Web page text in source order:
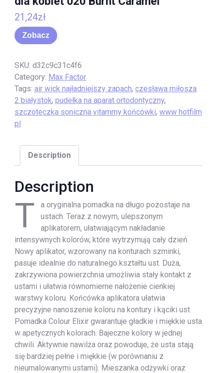
21,24zł
Zobacz
SKU: d32c9c31c4f6
Category: Max Factor
Tags: air wick najładniejszy zapach, czesława miłosza
2 białystok, pudełka na aparat ortodontyczny,
szczoteczka soniczna vitammy końcówki, www hotfilm
pl
Description
Description
T
a oryginalna pomadka na długo pozostaje na
ustach. Teraz z nowym, ulepszonym
aplikatorem, ułatwiającym nakładanie
intensywnych kolorów, które wytrzymują cały dzień.
Nowy aplikator, wzorowany na konturach szminki,
pasuje idealnie do naturalnego kształtu ust. Duża,
zakrzywiona powierzchnia umożliwia stały kontakt z
ustami i ułatwia równomierne nałożenie cienkiej
warstwy koloru. Końcówka aplikatora ułatwia
precyzyjne nanoszenie koloru na kontury i kąciki ust.
Pomadka Colour Elixir gwarantuje gładkie i miękkie usta
w apetycznych kolorach. Bajeczne kolory w jednej
chwili. Aktywnie nawilża oraz powoduje, że usta stają
się bardziej pełne i miękkie (w porównaniu z
nieumalowanymi ustami). Mieszanka odżywki oraz